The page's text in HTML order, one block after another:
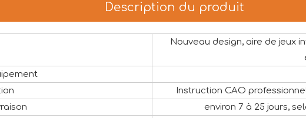
Description du produit
Nouveau design, aire de jeux
Instruction CAO
environ 7 à 25 jours,